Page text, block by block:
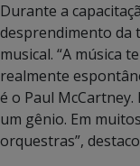
Durante a
desprendimento da
musical. “A música
realmente
é o Paul
um gênio. Em
orquestras”,